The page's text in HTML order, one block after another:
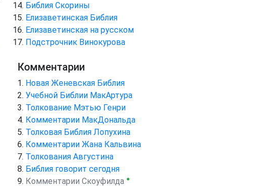
Библия Скорины
Елизаветинская Библия
Елизаветинская на русском
Подстрочник Винокурова
Комментарии
Новая Женевская Библия
Учебной Библии МакАртура
Толкование Мэтью Генри
Комментарии МакДональда
Толковая Библия Лопухина
Комментарии Жана Кальвина
Толкования Августина
Библия говорит сегодня
Комментарии Скоуфилда ●